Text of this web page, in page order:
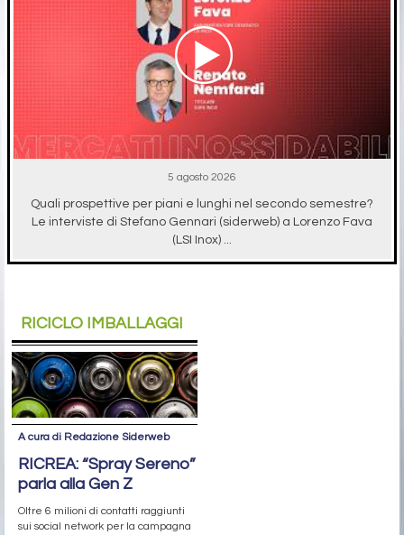
5 agosto 2026
Quali prospettive per piani e lunghi nel secondo semestre?
Le interviste di Stefano Gennari (siderweb) a Lorenzo Fava
(LSI Inox) ...
RICICLO IMBALLAGGI
A cura di Redazione Siderweb
RICREA: “Spray Sereno”
parla alla Gen Z
Oltre 6 milioni di contatti raggiunti
sui social network per la campagna